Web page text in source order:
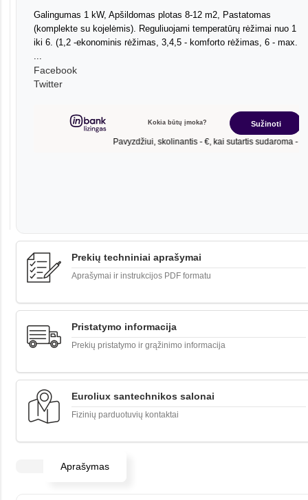
Galingumas 1 kW, Apšildomas plotas 8-12 m2, Pastatomas
(komplekte su kojelėmis). Reguliuojami temperatūrų rėžimai nuo 1
iki 6. (1,2 -ekonominis rėžimas, 3,4,5 - komforto rėžimas, 6 - max.
...
Facebook
Twitter
Prekių techniniai aprašymai
Aprašymai ir instrukcijos PDF formatu
Pristatymo informacija
Prekių pristatymo ir grąžinimo informacija
Euroliux santechnikos salonai
Fizinių parduotuvių kontaktai
Aprašymas